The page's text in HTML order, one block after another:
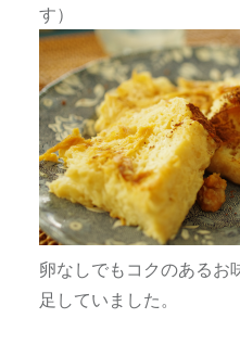
す）
卵なしでもコクのあるお
足していました。